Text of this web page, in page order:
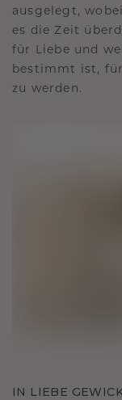
ausgelegt,
es die Zeit
für Liebe und
bestimmt ist,
zu werden.
IN LIEBE